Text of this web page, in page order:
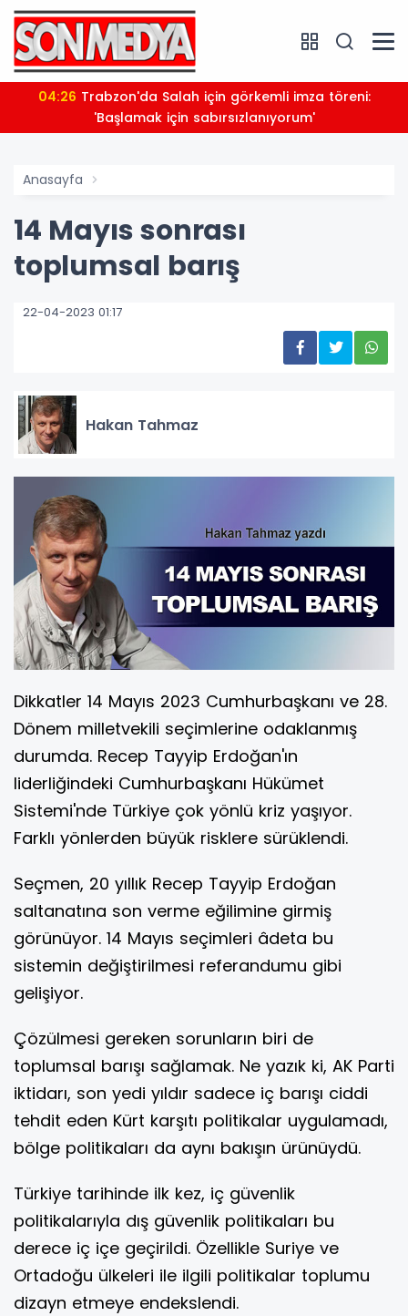
04:26
'Başlamak için sabırsızlanıyorum'
Anasayfa
14 Mayıs sonrası
toplumsal barış
22-04-2023 01:17
Hakan Tahmaz
Dikkatler 14 Mayıs 2023 Cumhurbaşkanı ve 28.
Dönem milletvekili seçimlerine odaklanmış
durumda. Recep Tayyip Erdoğan'ın
liderliğindeki Cumhurbaşkanı Hükümet
Sistemi'nde Türkiye çok yönlü kriz yaşıyor.
Farklı yönlerden büyük risklere sürüklendi.
Seçmen, 20 yıllık Recep Tayyip Erdoğan
saltanatına son verme eğilimine girmiş
görünüyor. 14 Mayıs seçimleri âdeta bu
sistemin değiştirilmesi referandumu gibi
gelişiyor.
Çözülmesi gereken sorunların biri de
toplumsal barışı sağlamak. Ne yazık ki, AK Parti
iktidarı, son yedi yıldır sadece iç barışı ciddi
tehdit eden Kürt karşıtı politikalar uygulamadı,
bölge politikaları da aynı bakışın ürünüydü.
Türkiye tarihinde ilk kez, iç güvenlik
politikalarıyla dış güvenlik politikaları bu
derece iç içe geçirildi. Özellikle Suriye ve
Ortadoğu ülkeleri ile ilgili politikalar toplumu
dizayn etmeye endekslendi.